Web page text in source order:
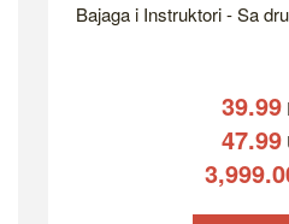
Bajaga i Instruktori - Sa
39.99
47.99